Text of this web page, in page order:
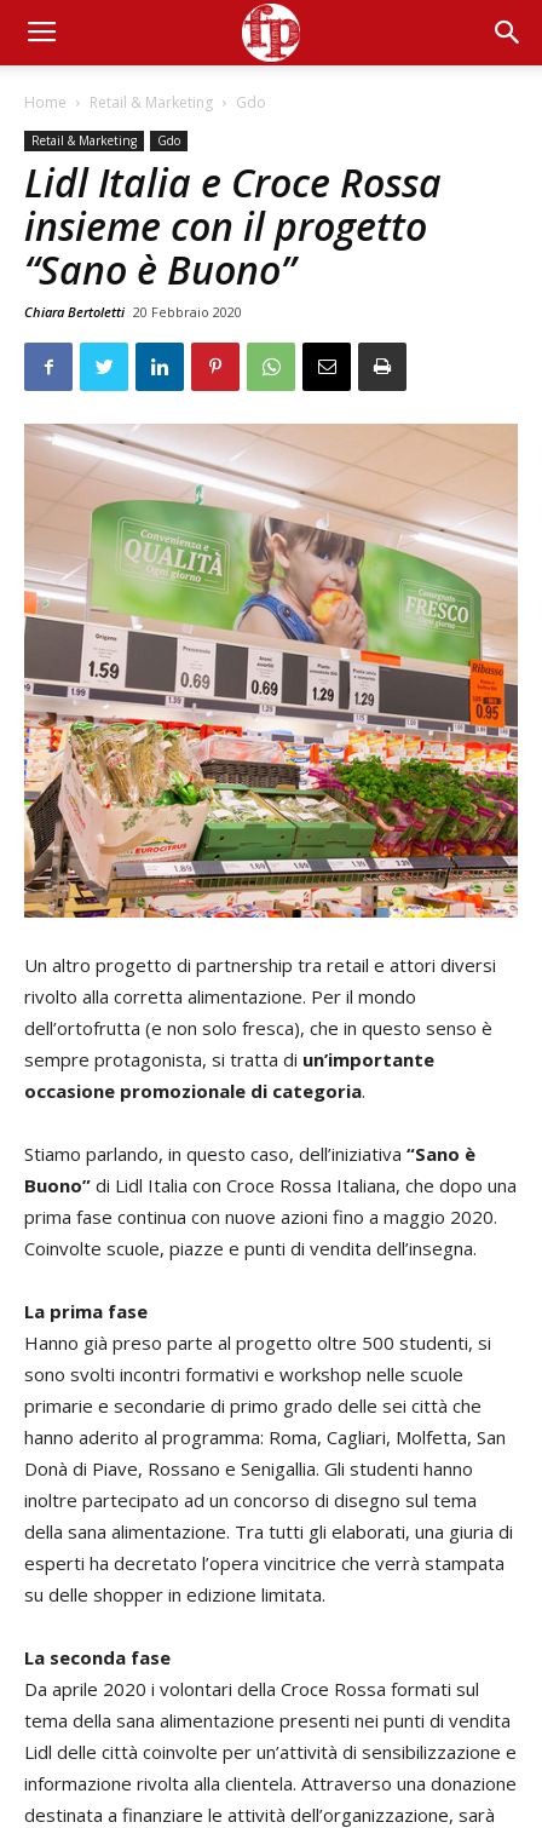
Home Retail & Marketing Gdo
Retail & Marketing Gdo
Lidl Italia e Croce Rossa
insieme con il progetto
“Sano è Buono”
Chiara Bertoletti 20 Febbraio 2020
Un altro progetto di partnership tra retail e attori diversi
rivolto alla corretta alimentazione. Per il mondo
dell’ortofrutta (e non solo fresca), che in questo senso è
sempre protagonista, si tratta di un’importante
occasione promozionale di categoria.
Stiamo parlando, in questo caso, dell’iniziativa “Sano è
Buono” di Lidl Italia con Croce Rossa Italiana, che dopo una
prima fase continua con nuove azioni fino a maggio 2020.
Coinvolte scuole, piazze e punti di vendita dell’insegna.
La prima fase
Hanno già preso parte al progetto oltre 500 studenti, si
sono svolti incontri formativi e workshop nelle scuole
primarie e secondarie di primo grado delle sei città che
hanno aderito al programma: Roma, Cagliari, Molfetta, San
Donà di Piave, Rossano e Senigallia. Gli studenti hanno
inoltre partecipato ad un concorso di disegno sul tema
della sana alimentazione. Tra tutti gli elaborati, una giuria di
esperti ha decretato l’opera vincitrice che verrà stampata
su delle shopper in edizione limitata.
La seconda fase
Da aprile 2020 i volontari della Croce Rossa formati sul
tema della sana alimentazione presenti nei punti di vendita
Lidl delle città coinvolte per un’attività di sensibilizzazione e
informazione rivolta alla clientela. Attraverso una donazione
destinata a finanziare le attività dell’organizzazione, sarà